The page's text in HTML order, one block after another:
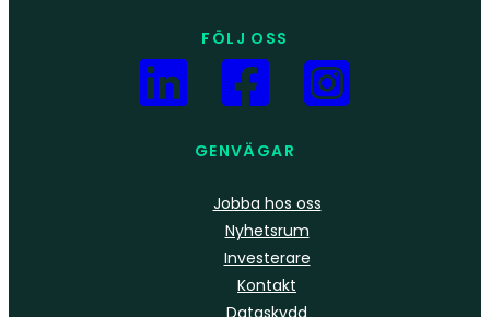
FÖLJ OSS
GENVÄGAR
Jobba hos oss
Nyhetsrum
Investerare
Kontakt
Dataskydd